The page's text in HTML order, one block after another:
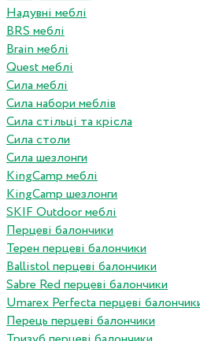
Надувні меблі
BRS меблі
Brain меблі
Quest меблі
Сила меблі
Сила набори меблів
Сила стільці та крісла
Сила столи
Сила шезлонги
KingCamp меблі
KingCamp шезлонги
SKIF Outdoor меблі
Перцеві балончики
Терен перцеві балончики
Ballistol перцеві балончики
Sabre Red перцеві балончики
Umarex Perfecta перцеві
Перець перцеві балончики